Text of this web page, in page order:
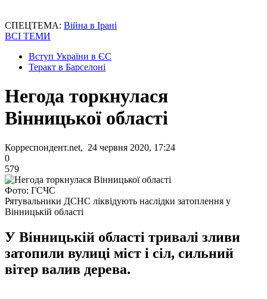
СПЕЦТЕМА: Війна в Ірані
ВСІ ТЕМИ
Вступ України в ЄС
Теракт в Барселоні
Негода торкнулася
Вінницької області
Корреспондент.net, 24 червня 2020, 17:24
0
579
Фото: ГСЧС
Рятувальники ДСНС ліквідують наслідки затоплення у
Вінницькій області
У Вінницькій області тривалі зливи
затопили вулиці міст і сіл, сильний
вітер валив дерева.